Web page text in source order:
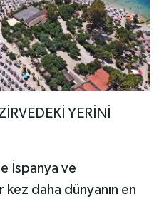
YERİNİ
İspanya ve
kez daha dünyanın en